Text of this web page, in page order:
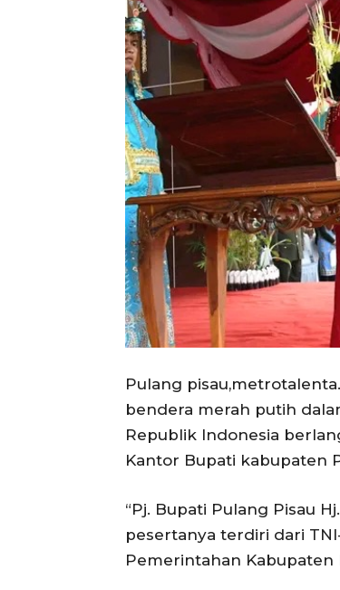
Pulang
bendera merah putih
Republik Indonesia
Kantor Bupati kabupaten
“Pj. Bupati Pulang Pisau
pesertanya terdiri dari
Pemerintahan Kabupaten